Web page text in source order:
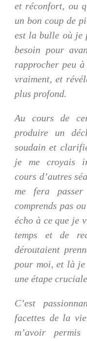
et réconfort, ou
un bon coup de
est la bulle où je
besoin pour
rapprocher peu
vraiment, et
plus profond.
Au cours de
produire un
soudain et
je me croyais
cours d’autres
me fera
comprends pas
écho à ce que je
temps et de
déroutaient
pour moi, et là
une étape
C’est
facettes de la
m’avoir